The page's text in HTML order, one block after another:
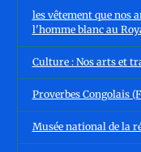
les vêtement que nos
l'homme blanc au
Culture : Nos arts et
Proverbes Congolais
Musée national de la